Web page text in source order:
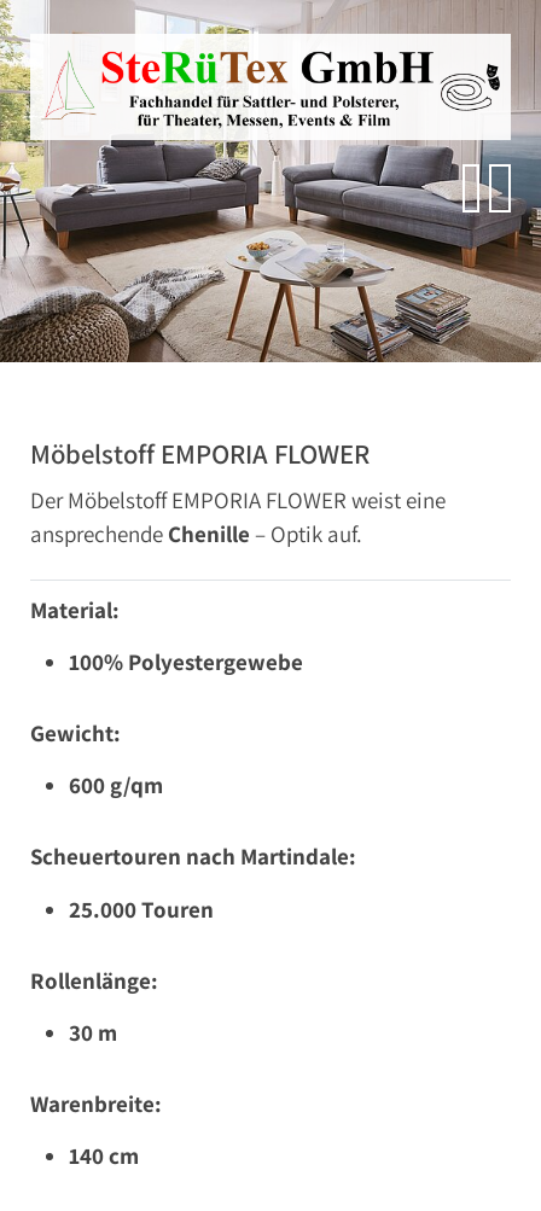
Direkt zur Hauptnavigation springen
Direkt zum Inhalt springen
Zur Unternavigation springen
Möbelstoff EMPORIA FLOWER
Der Möbelstoff EMPORIA FLOWER weist eine
ansprechende Chenille – Optik auf.
Material:
100% Polyestergewebe
Gewicht:
600 g/qm
Scheuertouren nach Martindale:
25.000 Touren
Rollenlänge:
30 m
Warenbreite:
140 cm
SteRüTex
Planen- & Persenningstoffe
Reißverschlüsse
Artikel um die Persenning
Polstermaterialien
Autohimmelstoffe